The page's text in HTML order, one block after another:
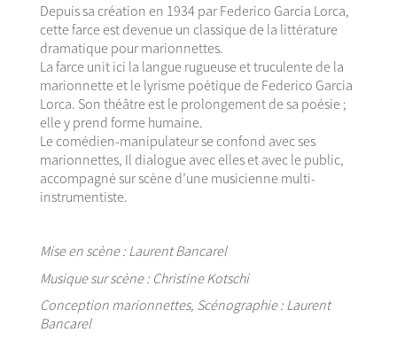
Depuis sa création en 1934 par Federico Garcia Lorca,
cette farce est devenue un classique de la littérature
dramatique pour marionnettes.
La farce unit ici la langue rugueuse et truculente de la
marionnette et le lyrisme poétique de Federico Garcia
Lorca. Son théâtre est le prolongement de sa poésie ;
elle y prend forme humaine.
Le comédien-manipulateur se confond avec ses
marionnettes, Il dialogue avec elles et avec le public,
accompagné sur scène d’une musicienne multi-
instrumentiste.
Mise en scène : Laurent Bancarel
Musique sur scène : Christine Kotschi
Conception marionnettes, Scénographie : Laurent
Bancarel